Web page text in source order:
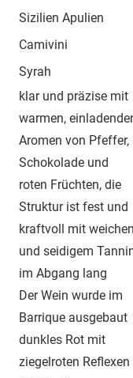
Sizilien Apulien
Camivini
Syrah
klar und präzise mit
warmen,
Aromen von Pfeffer,
Schokolade und
roten Früchten, die
Struktur ist fest und
kraftvoll mit
und seidigem
im Abgang lang
Der Wein wurde im
Barrique ausgebaut
dunkles Rot mit
ziegelroten Reflexen